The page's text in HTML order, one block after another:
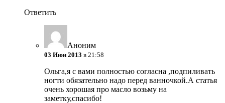
Ответить
Аноним
03 Июн 2013 в 21:58
Ольга,я с вами полностью согласна ,подпиливать
ногти обязательно надо перед ванночкой.А статья
очень хорошая про масло возьму на
заметку,спасибо!